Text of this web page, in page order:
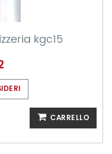
kgc15
CARRELLO